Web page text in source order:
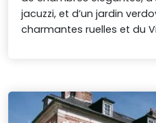
jacuzzi, et d’un jardin
charmantes ruelles et du